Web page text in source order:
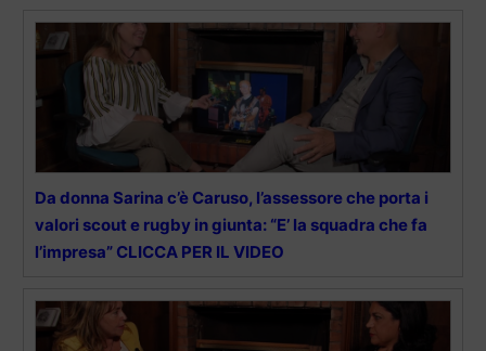
Da donna Sarina c’è Caruso, l’assessore che porta i
valori scout e rugby in giunta: “E’ la squadra che fa
l’impresa” CLICCA PER IL VIDEO